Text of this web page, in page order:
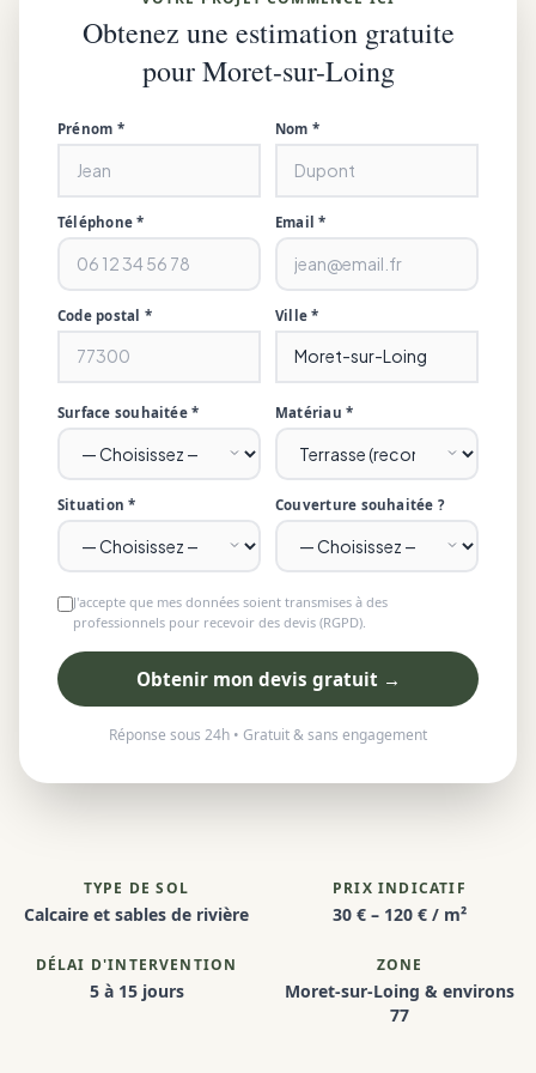
Obtenez une estimation gratuite
pour Moret-sur-Loing
Prénom * Nom *
Téléphone * Email *
Code postal * Ville *
Surface souhaitée * Matériau *
Situation * Couverture souhaitée ?
J'accepte que mes données soient transmises à des
professionnels pour recevoir des devis (RGPD).
Obtenir mon devis gratuit →
Réponse sous 24h • Gratuit & sans engagement
TYPE DE SOL
Calcaire et sables de rivière
PRIX INDICATIF
30 € – 120 € / m²
DÉLAI D'INTERVENTION
5 à 15 jours
ZONE
Moret-sur-Loing & environs
77